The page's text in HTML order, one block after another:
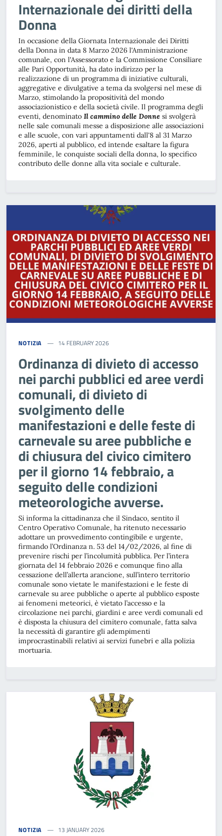
Internazionale dei diritti della
Donna
In occasione della Giornata Internazionale dei Diritti
della Donna in data 8 Marzo 2026 l'Amministrazione
comunale, con l'Assessorato e la Commissione Consiliare
alle Pari Opportunità, ha dato indirizzo per la
realizzazione di un programma di iniziative culturali,
aggregative e divulgative a tema da svolgersi nel mese di
Marzo, stimolando la propositività del mondo
associazionistico e della società civile. Il programma degli
eventi, denominato Il cammino delle Donne si svolgerà
nelle sale comunali messe a disposizione alle associazioni
e alle scuole, con vari appuntamenti dall'8 al 31 Marzo
2026, aperti al pubblico, ed intende esaltare la figura
femminile, le conquiste sociali della donna, lo specifico
contributo delle donne alla vita sociale e culturale.
NOTIZIA 14 FEBRUARY 2026
Ordinanza di divieto di accesso
nei parchi pubblici ed aree verdi
comunali, di divieto di
svolgimento delle
manifestazioni e delle feste di
carnevale su aree pubbliche e
di chiusura del civico cimitero
per il giorno 14 febbraio, a
seguito delle condizioni
meteorologiche avverse.
Si informa la cittadinanza che il Sindaco, sentito il
Centro Operativo Comunale, ha ritenuto necessario
adottare un provvedimento contingibile e urgente,
firmando l’Ordinanza n. 53 del 14/02/2026, al fine di
prevenire rischi per l’incolumità pubblica. Per l’intera
giornata del 14 febbraio 2026 e comunque fino alla
cessazione dell’allerta arancione, sull’intero territorio
comunale sono vietate le manifestazioni e le feste di
carnevale su aree pubbliche o aperte al pubblico esposte
ai fenomeni meteorici, è vietato l’accesso e la
circolazione nei parchi, giardini e aree verdi comunali ed
è disposta la chiusura del cimitero comunale, fatta salva
la necessità di garantire gli adempimenti
improcrastinabili relativi ai servizi funebri e alla polizia
mortuaria.
NOTIZIA 13 JANUARY 2026